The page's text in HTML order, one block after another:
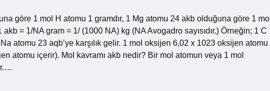
göre 1 mol H atomu 1 gramdır, 1 Mg atomu 24 akb olduğuna göre 1 mol
= 1/NA gram = 1/ (1000 NA) kg (NA Avogadro sayısıdır.) Örneğin; 1 C
atomu 23 aqb’ye karşılık gelir. 1 mol oksijen 6,02 x 1023 oksijen atomu
atomu içerir). Mol kavramı akb nedir? Bir mol atomun veya 1 mol